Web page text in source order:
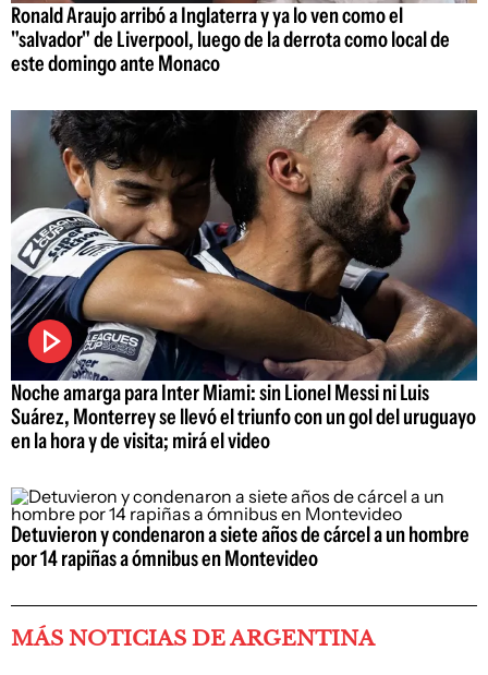
Ronald Araujo arribó a Inglaterra y ya lo ven como el
"salvador" de Liverpool, luego de la derrota como local de
este domingo ante Monaco
Noche amarga para Inter Miami: sin Lionel Messi ni Luis
Suárez, Monterrey se llevó el triunfo con un gol del uruguayo
en la hora y de visita; mirá el video
Detuvieron y condenaron a siete años de cárcel a un hombre
por 14 rapiñas a ómnibus en Montevideo
MÁS NOTICIAS DE ARGENTINA